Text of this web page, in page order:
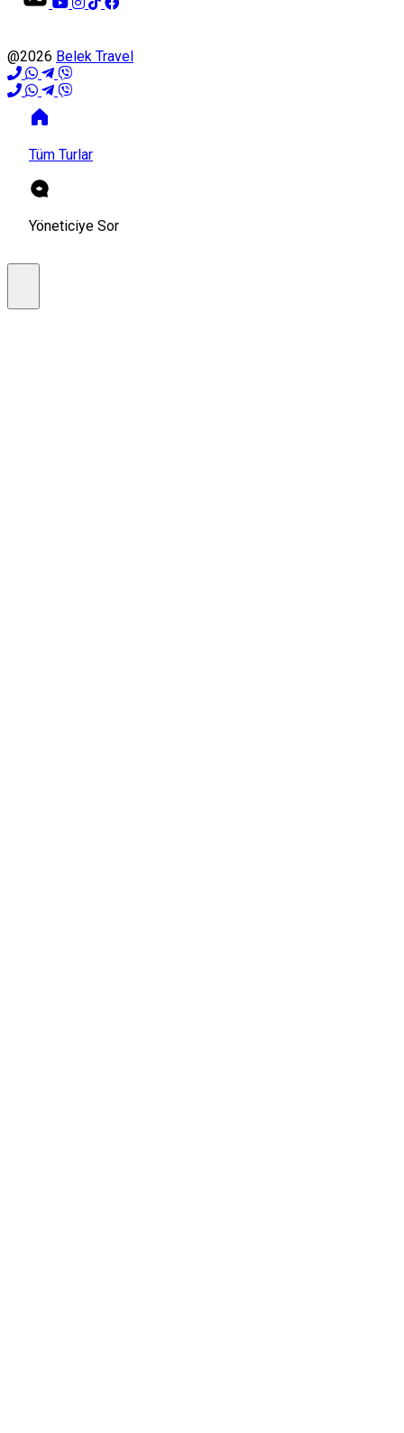
@2026 Belek Travel
Tüm Turlar
Yöneticiye Sor